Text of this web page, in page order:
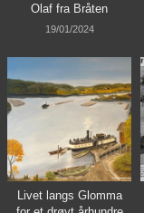
Olaf fra Bråten
19/01/2024
Livet langs Glomma